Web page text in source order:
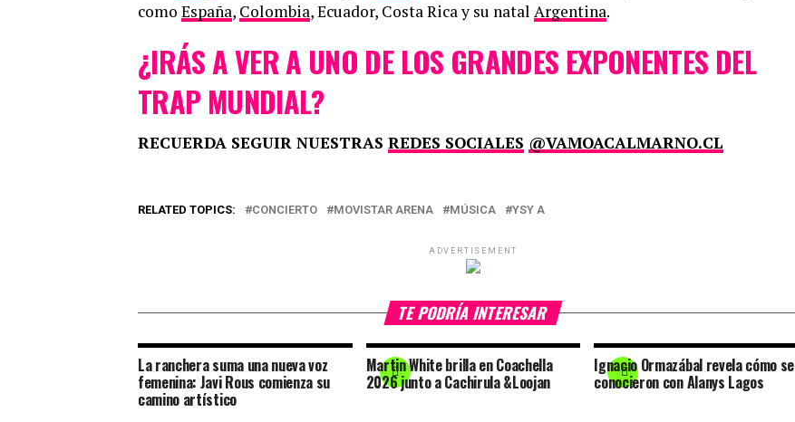
como España, Colombia, Ecuador, Costa Rica y su natal Argentina.
¿IRÁS A VER A UNO DE LOS GRANDES EXPONENTES DEL
TRAP MUNDIAL?
RECUERDA SEGUIR NUESTRAS REDES SOCIALES @VAMOACALMARNO.CL
RELATED TOPICS: CONCIERTO MOVISTAR ARENA MÚSICA YSY A
ADVERTISEMENT
TE PODRÍA INTERESAR
La ranchera suma una nueva voz
femenina: Javi Rous comienza su
camino artístico
Martin White brilla en Coachella
2026 junto a Cachirula &Loojan
Ignacio Ormazábal revela cómo se
conocieron con Alanys Lagos